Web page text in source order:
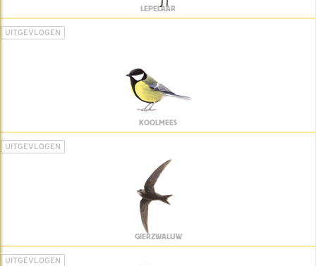
LEPELAAR
UITGEVLOGEN
KOOLMEES
UITGEVLOGEN
GIERZWALUW
UITGEVLOGEN